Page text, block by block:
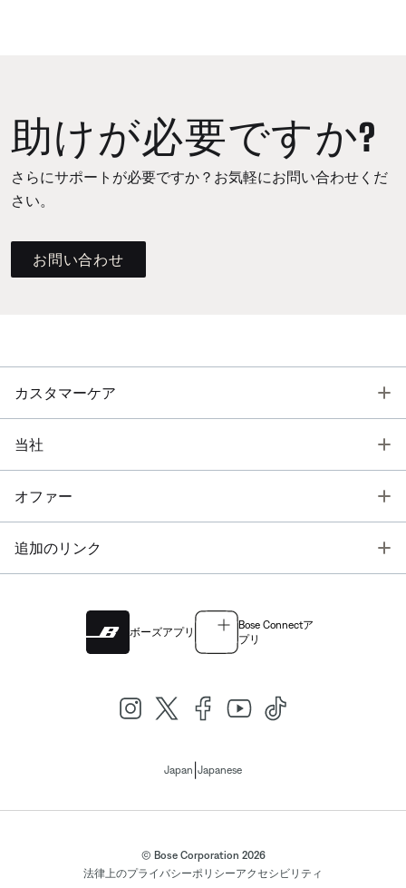
助けが必要ですか?
さらにサポートが必要ですか？お気軽にお問い合わせくだ
さい。
お問い合わせ
カスタマーケア
当社
オファー
追加のリンク
ボーズアプリ
Bose Connectア
プリ
Japan Japanese
© Bose Corporation 2026
法律上のプライバシーポリシーアクセシビリティ